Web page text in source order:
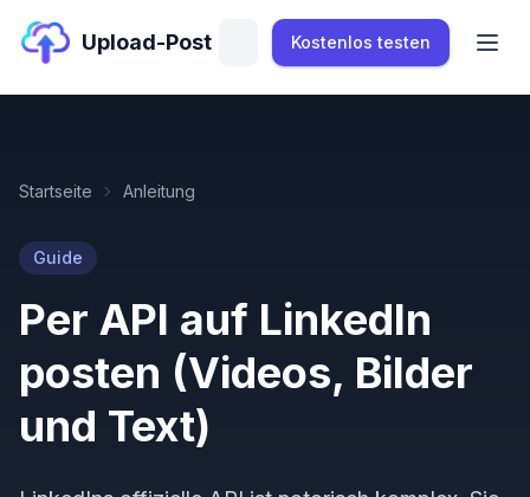
Upload-Post Kostenlos testen
Startseite Anleitung
Guide
Per API auf LinkedIn
posten (Videos, Bilder
und Text)